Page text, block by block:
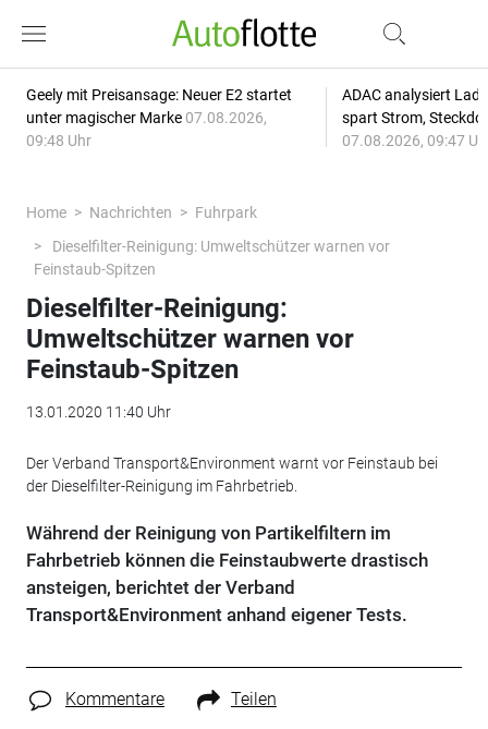
Geely mit Preisansage: Neuer E2 startet
unter magischer Marke 07.08.2026,
09:48 Uhr
ADAC analysiert
spart Strom,
07.08.2026, 09:47
Home Nachrichten
Fuhrpark
Dieselfilter-Reinigung: Umweltschützer warnen vor
Feinstaub-Spitzen
Dieselfilter-Reinigung:
Umweltschützer warnen vor
Feinstaub-Spitzen
13.01.2020 11:40 Uhr
Der Verband Transport&Environment warnt vor Feinstaub bei
der Dieselfilter-Reinigung im Fahrbetrieb.
Während der Reinigung von Partikelfiltern im
Fahrbetrieb können die Feinstaubwerte drastisch
ansteigen, berichtet der Verband
Transport&Environment anhand eigener Tests.
Kommentare Teilen